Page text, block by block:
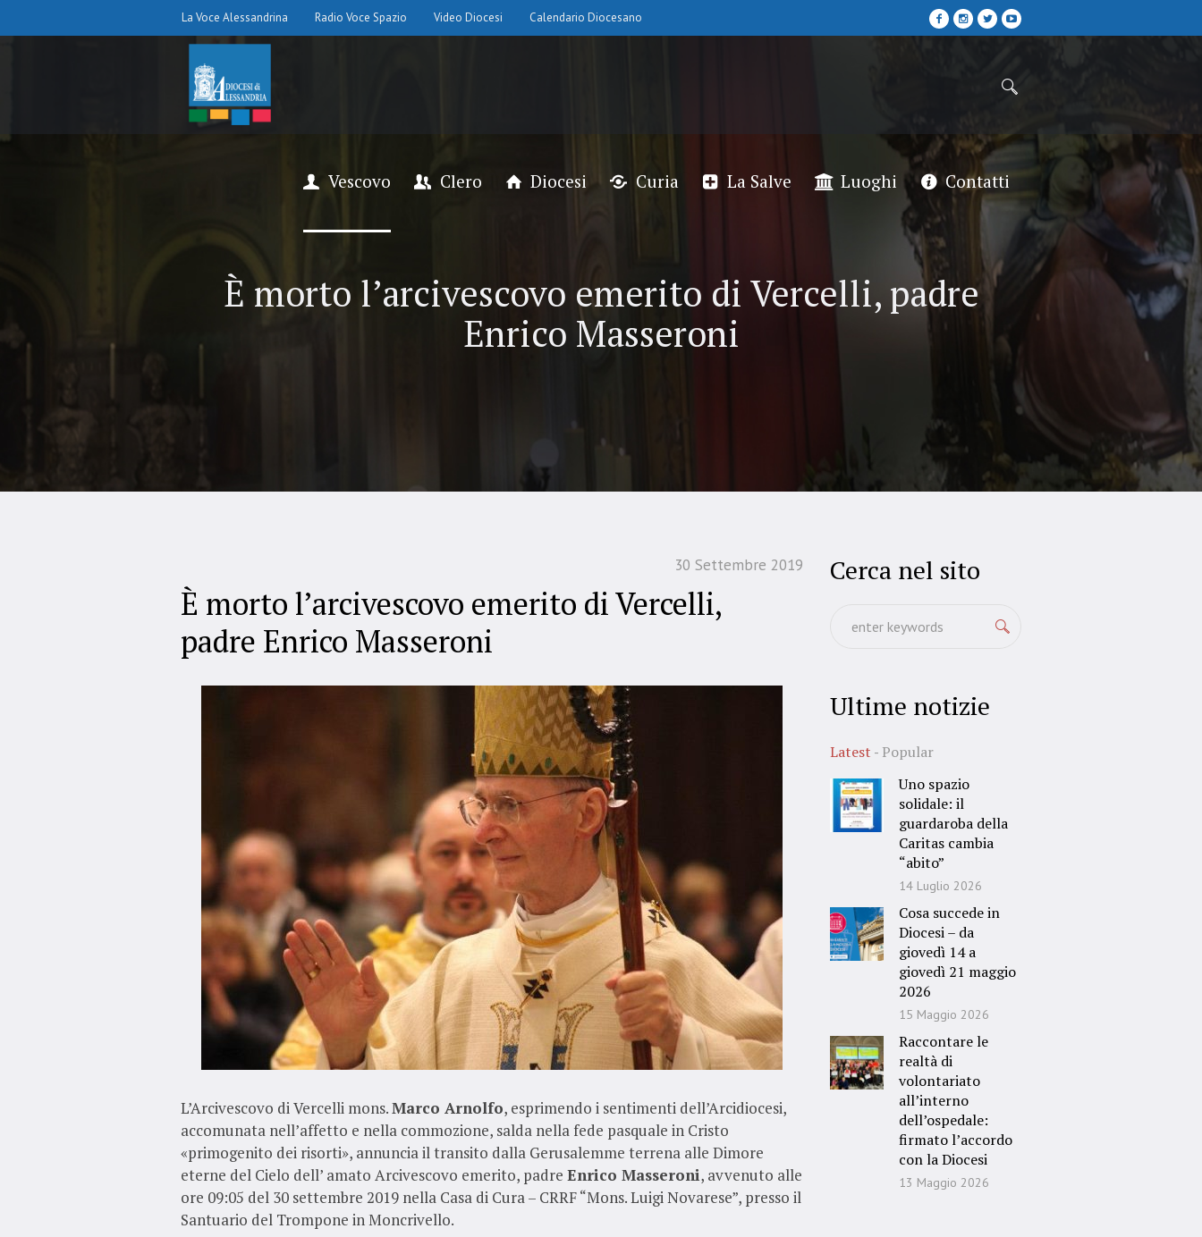
La Voce Alessandrina Radio Voce Spazio Video Diocesi Calendario Diocesano
Vescovo Clero Diocesi Curia La Salve Luoghi Contatti
È morto l’arcivescovo emerito di Vercelli, padre
Enrico Masseroni
30 Settembre 2019
È morto l’arcivescovo emerito di Vercelli,
padre Enrico Masseroni
L’Arcivescovo di Vercelli mons.Marco Arnolfo, esprimendo i sentimenti dell’Arcidiocesi,
accomunata nell’affetto e nella commozione, salda nella fede pasquale in Cristo
«primogenito dei risorti», annuncia il transito dalla Gerusalemme terrena alle Dimore
eterne del Cielo dell’ amato Arcivescovo emerito, padre Enrico Masseroni, avvenuto alle
ore 09:05 del 30 settembre 2019 nella Casa di Cura – CRRF “Mons. Luigi Novarese”, presso il
Santuario del Trompone in Moncrivello.
Cerca nel sito
Ultime notizie
Latest
Popular
Uno spazio
solidale: il
guardaroba della
Caritas cambia
“abito”
14 Luglio 2026
Cosa succede in
Diocesi – da
giovedì 14 a
giovedì 21 maggio
2026
15 Maggio 2026
Raccontare le
realtà di
volontariato
all’interno
dell’ospedale:
firmato l’accordo
con la Diocesi
13 Maggio 2026